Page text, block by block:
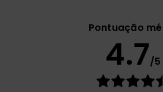
Pontuação
4.7/5